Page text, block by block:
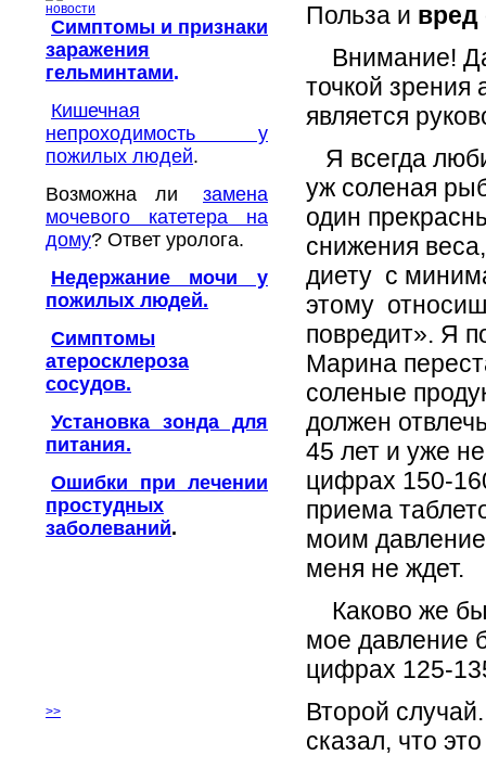
новости
Симптомы и признаки
заражения
гельминтами.
Кишечная
непроходимость у
пожилых людей.
Возможна ли
замена
мочевого катетера на
дому? Ответ уролога.
Недержание мочи у
пожилых людей.
Симптомы
атеросклероза
сосудов.
Установка зонда для
питания.
Ошибки при лечении
простудных
заболеваний.
>>
Польза и вред
Внимание!
точкой зрения
является
Я всегда
уж соленая
один
снижения
диету с
этому
повредит». Я
Марина
соленые
должен
45 лет и уже
цифрах 150-
приема
моим
меня не ждет.
Каково же
мое давление
цифрах 125-
Второй
сказал, что